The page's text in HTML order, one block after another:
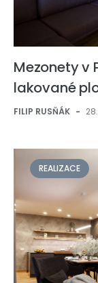
Mezonety v
lakované
FILIP RUSŇÁK -
REALIZACE